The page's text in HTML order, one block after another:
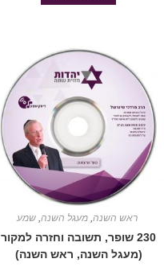
ראש השנה, מעגל השנה, שמע
230 שופר, תשובה וחזרה למקור
(מעגל השנה, ראש השנה)